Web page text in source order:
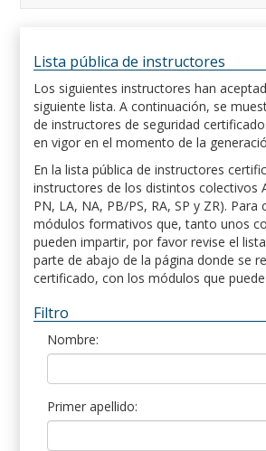
Lista pública de instructores
Los siguientes instructores han
siguiente lista. A continuación, se
de instructores de seguridad
en vigor en el momento de la
En la lista pública de instructores
instructores de los distintos colectivos
PN, LA, NA, PB/PS, RA, SP y ZR). Para
módulos formativos que, tanto unos
pueden impartir, por favor revise el
parte de abajo de la página donde se
certificado, con los módulos que
Filtro
Nombre:
Primer apellido: